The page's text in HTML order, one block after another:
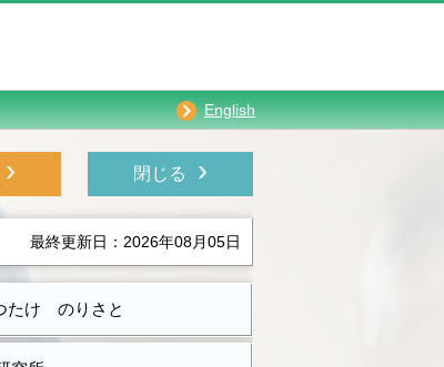
English
› 閉じる ›
最終更新日：2026年08月05日
たけ のりさと